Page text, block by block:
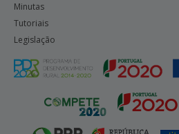
Minutas
Tutoriais
Legislação